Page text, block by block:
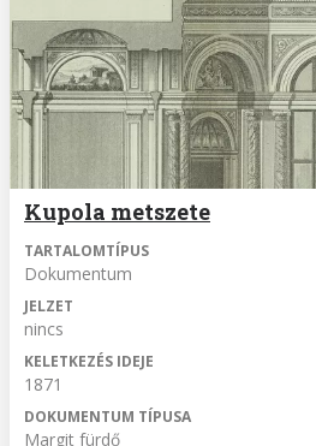
Kupola metszete
TARTALOMTÍPUS
Dokumentum
JELZET
nincs
KELETKEZÉS IDEJE
1871
DOKUMENTUM TÍPUSA
Margit fürdő